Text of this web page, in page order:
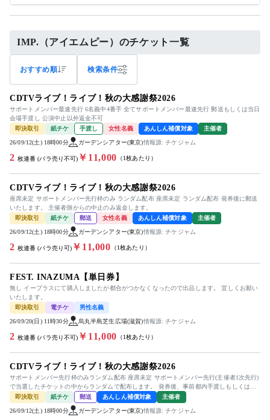
IMP.（アイエムピー）のチケット一覧
おすすめ順 検索条件
CDTVライブ！ライブ！秋の大感謝祭2026
サポートメンバー最速先行 6名義中4番手 全てサポートメンバー最速先行 郵送もしくは当日
会場手渡し 公演中止以外返金不可
即決取引
紙チケ 手渡し 女性名義 あんしん補償対象 主催者
26/09/12(土) 18時00分 ガーデンシアター(東京)情報源: チケジャム
2 枚連番 (バラ売り不可) ￥11,000 （1枚あたり）
CDTVライブ！ライブ！秋の大感謝祭2026
座席未定 サポートメンバー先行枠のみ ランダム配布 座席未定 ランダム配布 発券後に郵送
いたします。 主催者側からの中止のみ返金します。
即決取引
紙チケ 郵送 女性名義 あんしん補償対象 主催者
26/09/12(土) 18時00分 ガーデンシアター(東京)情報源: チケジャム
2 枚連番 (バラ売り可) ￥11,000 （1枚あたり）
FEST. INAZUMA【単日券】
無し イープラスにて購入しましたが都合がつかなくなったので出品します。 宜しくお願い
いたします。
即決取引
電チケ 男性名義
26/09/20(日) 11時30分 烏丸半島芝生広場(滋賀)情報源: チケジャム
2 枚連番 (バラ売り不可) ￥11,000 （1枚あたり）
CDTVライブ！ライブ！秋の大感謝祭2026
サポートメンバー先行枠のみランダム配布 座席未定 サポートメンバー先行(主催者1次先行)
で当選したチケットの中からランダムで配布します。 発券後、事前都内手渡しもしくは公
演当日会場手渡しも可能...
即決取引 紙チケ 郵送 あんしん補償対象 主催者
26/09/12(土) 18時00分 ガーデンシアター(東京)情報源: チケジャム